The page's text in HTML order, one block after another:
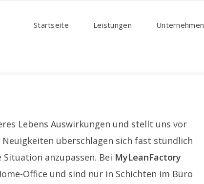
Startseite Leistungen Unternehmen
Lebens Auswirkungen und stellt uns vor
überschlagen sich fast stündlich
anzupassen. Bei MyLeanFactory
Office und sind nur in Schichten im Büro